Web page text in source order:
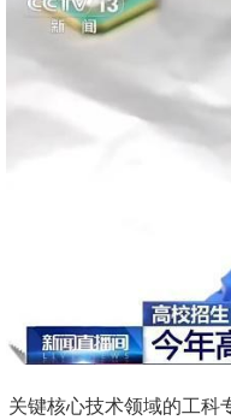
关键核心技术领域的工科